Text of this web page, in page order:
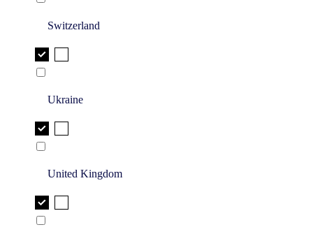
Switzerland
Ukraine
United Kingdom